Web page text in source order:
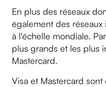
En plus des réseaux
également des
à l'échelle mondiale.
plus grands et les plus
Mastercard.
Visa et Mastercard